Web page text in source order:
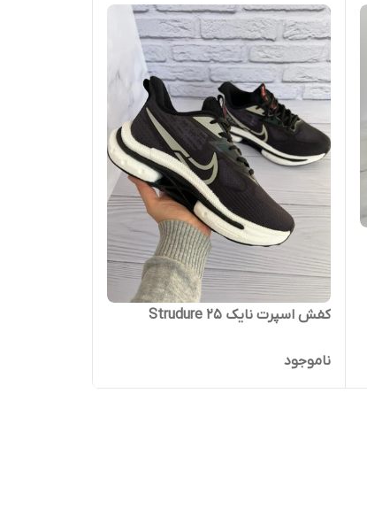
کفش اسپرت نایک Strudure 25
ناموجود